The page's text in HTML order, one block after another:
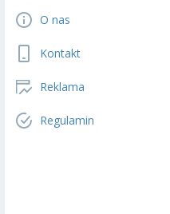
O nas
Kontakt
Reklama
Regulamin